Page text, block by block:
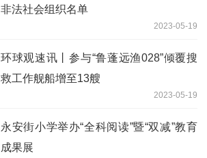
非法社会组织名单
2023-05-19
环球观速讯丨参与“鲁蓬远渔028”倾覆搜
救工作舰船增至13艘
2023-05-19
永安街小学举办“全科阅读”暨“双减”教育
成果展